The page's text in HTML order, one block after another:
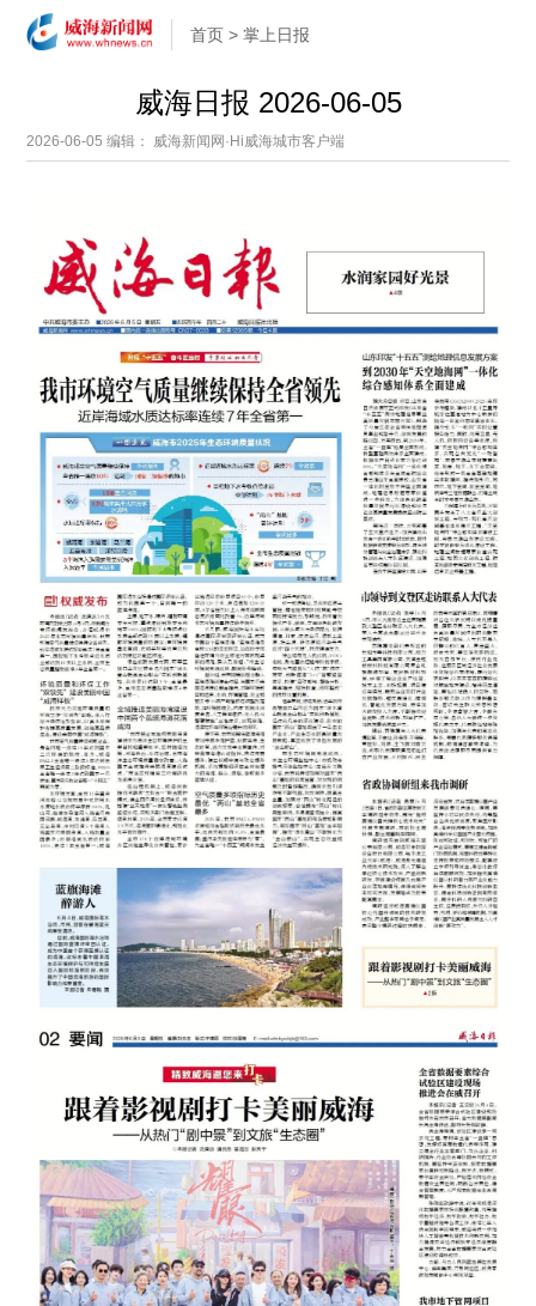
首页 >掌上日报
威海日报 2026-06-05
2026-06-05编辑： 威海新闻网·Hi威海城市客户端